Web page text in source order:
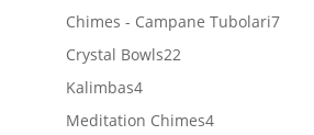
Chimes - Campane Tubolari77
Crystal Bowls2222
Kalimbas44
prodotti
Meditation Chimes44